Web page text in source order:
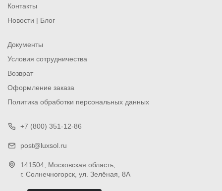
Контакты
Новости | Блог
Документы
Условия сотрудничества
Возврат
Оформление заказа
Политика обработки персональных данных
+7 (800) 351-12-86
post@luxsol.ru
141504 , Московская область,
г. Солнечногорск ул. Зелёная, 8А